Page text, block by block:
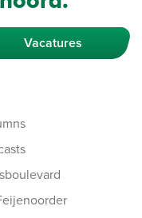
Vacatures